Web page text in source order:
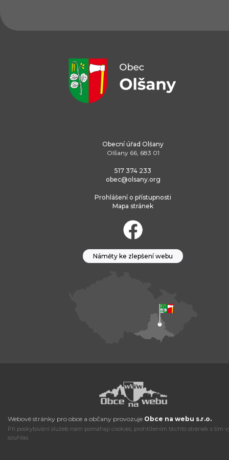
Obecní úřad Olšany
Olšany 66, 683 01
517 374 233
obec@olsany.org
Prohlášení o přístupnosti
Mapa stránek
Náměty ke zlepšení webu
Webové stránky pro obce a občany provozuje Obce na webu s.r.o.
Při poskytování služeb nám pomáhají cookies, prohlížením těchto stránek s tím
souhlas.